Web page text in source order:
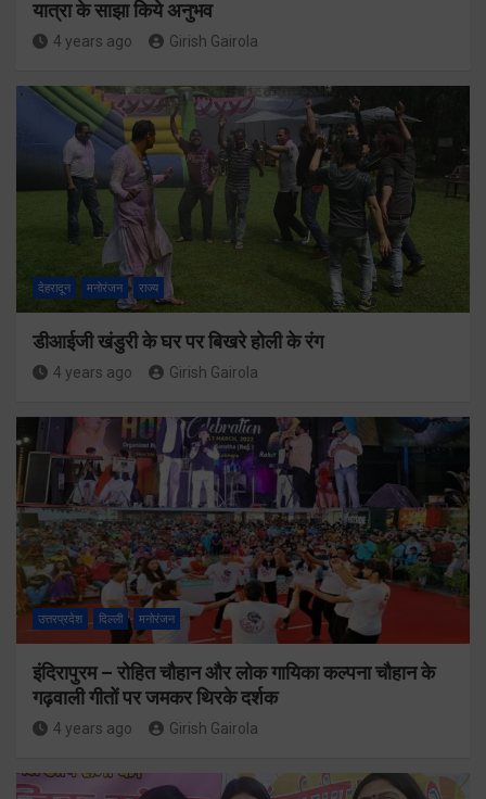
यात्रा के साझा किये अनुभव
4 years ago Girish Gairola
देहरादून मनोरंजन राज्य
डीआईजी खंडुरी के घर पर बिखरे होली के रंग
4 years ago Girish Gairola
उत्तरप्रदेश दिल्ली मनोरंजन
इंदिरापुरम – रोहित चौहान और लोक गायिका कल्पना चौहान के
गढ़वाली गीतों पर जमकर थिरके दर्शक
4 years ago Girish Gairola